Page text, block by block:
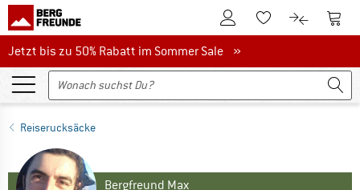
Zum KundenkontoZum Merkzettel.
Zum Zum
Jetzt bis zu 50% Rabatt im Sommer Sale
Jetzt bis zu 50% Rabatt im Sommer Sale »
Reiserucksäcke
Bergfreund Max